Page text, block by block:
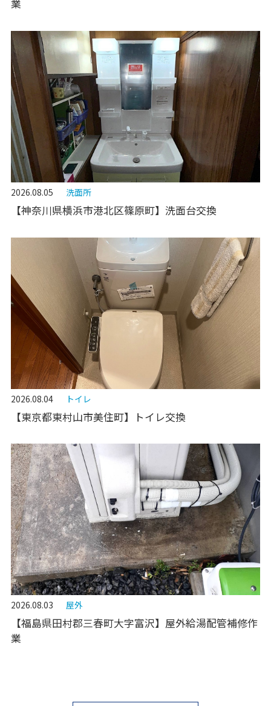
業
2026.08.05 洗面所
【神奈川県横浜市港北区篠原町】洗面台交換
2026.08.04 トイレ
【東京都東村山市美住町】トイレ交換
2026.08.03 屋外
【福島県田村郡三春町大字富沢】屋外給湯配管補修作
業